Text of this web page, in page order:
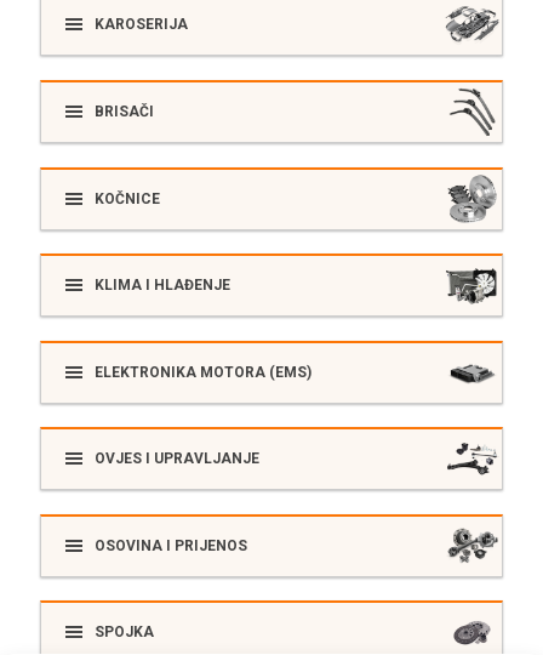
KAROSERIJA
BRISAČI
KOČNICE
KLIMA I HLAĐENJE
ELEKTRONIKA MOTORA (EMS)
OVJES I UPRAVLJANJE
OSOVINA I PRIJENOS
SPOJKA